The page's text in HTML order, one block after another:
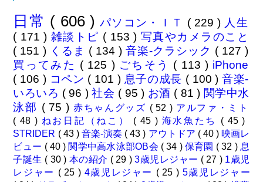
日常 ( 606 )パソコン・ＩＴ ( 229 ) 人生
( 171 ) 雑談トピ ( 153 ) 写真やカメラのこと
( 151 ) くるま ( 134 ) 音楽-クラシック ( 127 )
買ってみた ( 125 ) ごちそう ( 113 ) iPhone
( 106 ) コペン ( 101 ) 息子の成長 ( 100 )音楽-
いろいろ ( 96 )社会 ( 95 ) お酒 ( 81 ) 関学中水
泳部 ( 75 ) 赤ちゃんグッズ ( 52 ) アルファ・ミト
( 48 ) ねお日記（ねこ） ( 45 ) 海水魚たち ( 45 )
STRIDER ( 43 ) 音楽-演奏 ( 43 ) アウトドア ( 40 ) 映画レ
ビュー ( 40 ) 関学中高水泳部OB会 ( 34 ) 保育園 ( 32 ) 息
子誕生 ( 30 ) 本の紹介 ( 29 )3歳児レジャー ( 27 ) 1歳児
レジャー ( 25 ) 4歳児レジャー ( 25 ) 5歳児レジャー